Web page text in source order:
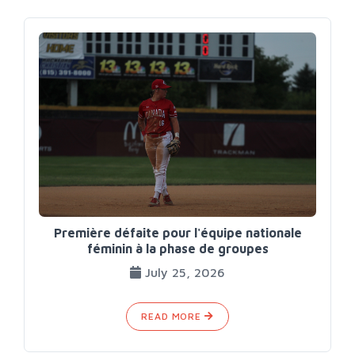
Première défaite pour l'équipe nationale
féminin à la phase de groupes
July 25, 2026
READ MORE